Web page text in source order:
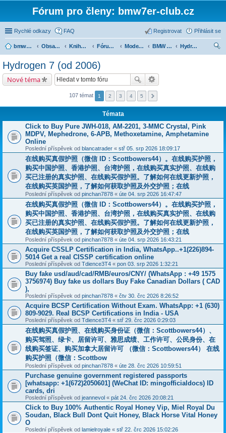
Fórum pro členy: bmw7er-club.cz
Rychlé odkazy FAQ Přihlásit se
Registrovat
bmw7er-club.cz Obsah fóra Knihovna Fórum 7er Modely BMW 7er BMW 7 e65/66 (2001-2008)
Hydrogen 7 (od 2006)
Hydrogen 7 (od 2006)
Nové téma
107 témat 1 2 3 4 5
Témata
Click to Buy Pure JWH-018, AM-2201, 3-MMC Crystal, Pink
MDPV, Mephedrone, 6-APB, Methoxetamine, Amphetamine
Online
Poslední příspěvek od blancatrader « stř 05. srp 2026 18:09:17
在线购买真假护照（微信 ID：Scottbowers44）。在线购买护照，
购买中国护照、香港护照、台湾护照，在线购买真实护照、在线购
买已注册的真实护照、在线购买假护照。了解如何在线更新护照，
在线购买英国护照，了解如何获取护照及外交护照；在线
Poslední příspěvek od pinchan7878 « úte 04. srp 2026 16:47:47
在线购买真假护照（微信 ID：Scottbowers44）。在线购买护照，
购买中国护照、香港护照、台湾护照，在线购买真实护照、在线购
买已注册的真实护照、在线购买假护照。了解如何在线更新护照，
在线购买英国护照，了解如何获取护照及外交护照；在线
Poslední příspěvek od pinchan7878 « úte 04. srp 2026 16:43:21
Acquire CSSLP Certification in India, WhatsApp..+1(226)894-
5014 Get a real CISSP certification online
Poslední příspěvek od Tdience3T4 « pon 03. srp 2026 1:32:21
Buy fake usd/aud/cad/RMB/euros/CNY/ (WhatsApp : +49 1575
3756974) Buy fake us dollars Buy Fake Canadian Dollars ( CAD
),
Poslední příspěvek od pinchan7878 « čtv 30. črc 2026 8:26:52
Acquire BCSP Certification Without Exam. WhatsApp: +1 (630)
809-9029. Real BCSP Certifications in India - USA
Poslední příspěvek od Tdience3T4 « stř 29. črc 2026 0:29:03
在线购买真假护照、在线购买身份证（微信：Scottbowers44）、
购买驾照、绿卡、居留许可、雅思成绩、工作许可、公民身份、在
线购买签证、购买加拿大居留许可 （微信：Scottbowers44） 在线
购买护照（微信：Scottbow
Poslední příspěvek od pinchan7878 « úte 28. črc 2026 10:59:51
Purchase genuine government registered passports
[whatsapp: +1(672)2050601] (WeChat ID: mingofficialdocs) ID
cards, dri
Poslední příspěvek od jeannevol « pát 24. črc 2026 20:08:21
Click to Buy 100% Authentic Royal Honey Vip, Miel Royal Du
Soudan, Black Bull Dont Quit Honey, Black Horse Vital Honey
O
Poslední příspěvek od lamielroyale « stř 22. črc 2026 15:02:26